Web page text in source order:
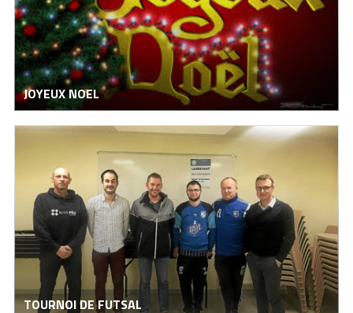
JOYEUX NOEL
TOURNOI DE FUTSAL